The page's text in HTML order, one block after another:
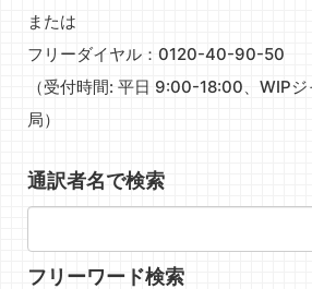
または
フリーダイヤル：0120-40-90-50
（受付時間: 平日 9:00-18:00、WIP
局）
通訳者名で検索
フリーワード検索